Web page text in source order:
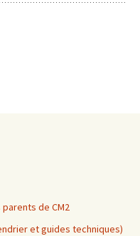
de CM2
et guides techniques)